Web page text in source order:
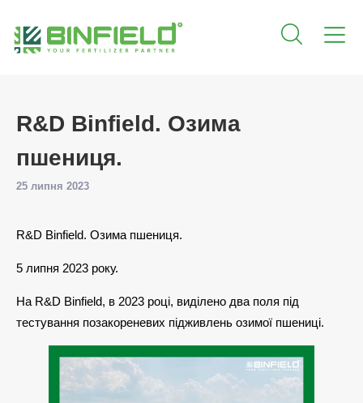
R&D Binfield. Озима
пшениця.
25 липня 2023
R&D Binfield. Озима пшениця.
5 липня 2023 року.
На R&D Binfield, в 2023 році, виділено два поля під
тестування позакореневих підживлень озимої пшениці.